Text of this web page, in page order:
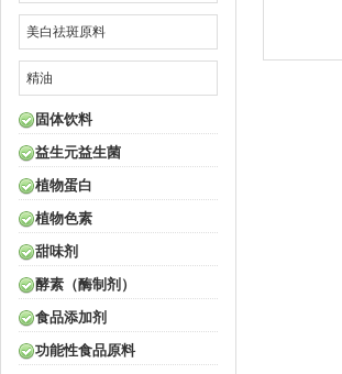
美白祛斑原料
精油
固体饮料
益生元益生菌
植物蛋白
植物色素
甜味剂
酵素（酶制剂）
食品添加剂
功能性食品原料